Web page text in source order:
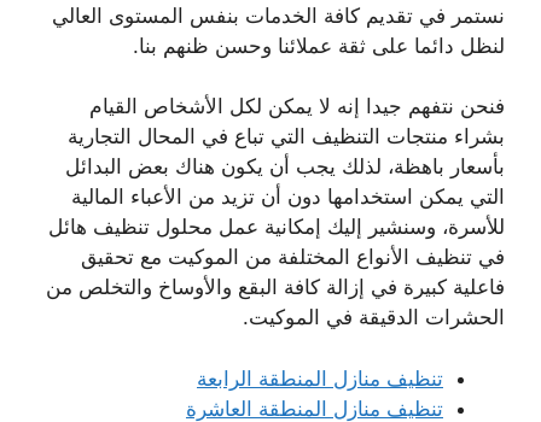
نستمر في تقديم كافة الخدمات بنفس المستوى العالي
لنظل دائما على ثقة عملائنا وحسن ظنهم بنا.
فنحن نتفهم جيدا إنه لا يمكن لكل الأشخاص القيام
بشراء منتجات التنظيف التي تباع في المحال التجارية
بأسعار باهظة، لذلك يجب أن يكون هناك بعض البدائل
التي يمكن استخدامها دون أن تزيد من الأعباء المالية
للأسرة، وسنشير إليك إمكانية عمل محلول تنظيف هائل
في تنظيف الأنواع المختلفة من الموكيت مع تحقيق
فاعلية كبيرة في إزالة كافة البقع والأوساخ والتخلص من
الحشرات الدقيقة في الموكيت.
تنظيف منازل المنطقة الرابعة
تنظيف منازل المنطقة العاشرة